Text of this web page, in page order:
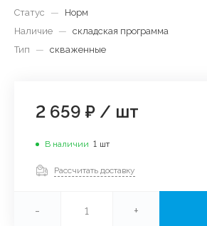
Статус
—
Норм
Наличие — складская программа
Тип
— скваженные
2 659 ₽ / шт
В наличии 1 шт
Рассчитать доставку
- +